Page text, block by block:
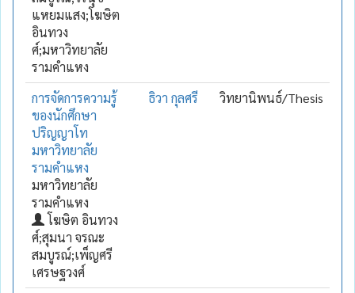
แหยมแสง;โฆษิต
อินทวง
ศ์;มหาวิทยาลัย
รามคำแหง
การจัดการความรู้
ของนักศึกษา
ปริญญาโท
มหาวิทยาลัย
รามคำแหง
มหาวิทยาลัย
รามคำแหง
โฆษิต อินทวง
ศ์;สุมนา จรณะ
สมบูรณ์;เพ็ญศรี
เศรษฐวงศ์
ธิวา กุลศรี วิทยานิพนธ์/Thesis